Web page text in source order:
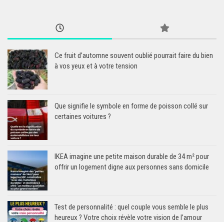
Ce fruit d’automne souvent oublié pourrait faire du bien
à vos yeux et à votre tension
Que signifie le symbole en forme de poisson collé sur
certaines voitures ?
IKEA imagine une petite maison durable de 34 m² pour
offrir un logement digne aux personnes sans domicile
Test de personnalité : quel couple vous semble le plus
heureux ? Votre choix révèle votre vision de l’amour